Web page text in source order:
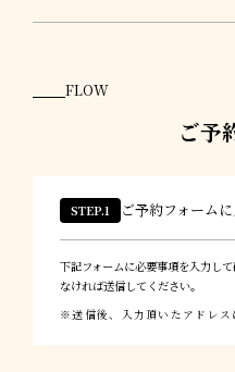
FLOW
ご予
STEP.1 ご予約フォーム
下記フォームに必要事項を入力し
なければ送信してください。
送信後、入力頂いたアドレス